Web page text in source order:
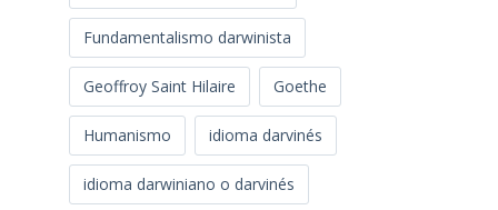
Fundamentalismo darwinista
Geoffroy Saint Hilaire Goethe
Humanismo idioma darvinés
idioma darwiniano o darvinés